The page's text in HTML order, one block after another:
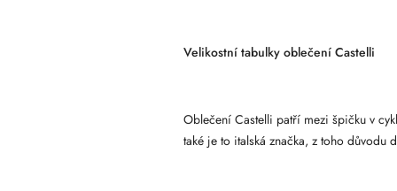
Velikostní tabulky oblečení Castelli
Oblečení Castelli patří mezi špičku v
také je to italská značka, z toho důvodu